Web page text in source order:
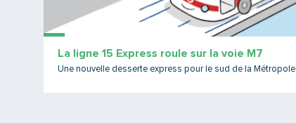
La ligne 15 Express roule sur la voie M7
Une nouvelle desserte express pour le sud de la Métropole